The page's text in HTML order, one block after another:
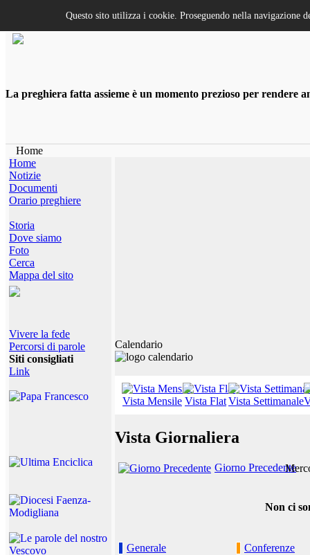
La preghiera fatta assieme è un momento prezioso per rendere
Home
Home
Notizie
Documenti
Orario preghiere
Storia
Dove siamo
Foto
Cerca
Mappa del sito
Vivere la fede
Percorsi di parole
Siti consigliati
Link
Calendario
Vista Mensile Vista FlatVista Settimanale
Vista Giornaliera
Giorno Precedente
Non ci
Generale
Conferenze
Questo sito utilizza i cookie. Proseguendo nella navigazione